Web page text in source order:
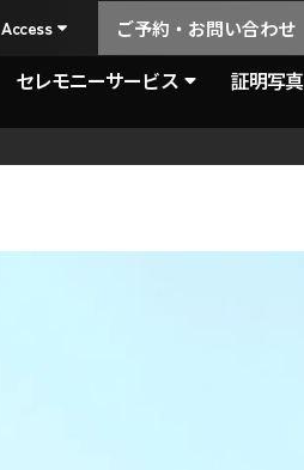
Access ご予約・お問い合わせ
セレモニーサービス 証明写真